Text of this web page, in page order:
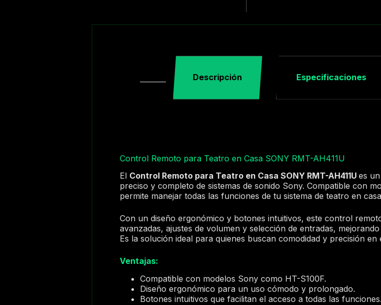
Descripción Especificaciones
Control Remoto para Teatro en Casa SONY RMT-AH411U
El Control Remoto para Teatro en Casa SONY RMT-AH411Ues
preciso y completo de sistemas de sonido Sony. Compatible con
permite manejar todas las funciones de tu sistema de teatro en
Con un diseño ergonómico y botones intuitivos, este control
avanzadas, ajustes de volumen y selección de entradas,
Es la solución ideal para quienes buscan comodidad y precisión en
Ventajas:
Compatible con modelos Sony como HT-S100F.
Diseño ergonómico para un uso cómodo y prolongado.
Botones intuitivos que facilitan el acceso a todas las funciones.